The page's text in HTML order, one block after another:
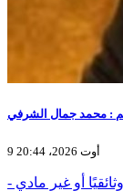
: محمد جمال الشرفي
9 أوت 2026، 20:44
أو غير مادي -